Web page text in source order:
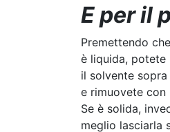
E per il
Premettendo
è liquida, potete
il solvente
e rimuovete
Se è solida,
meglio lasciarla